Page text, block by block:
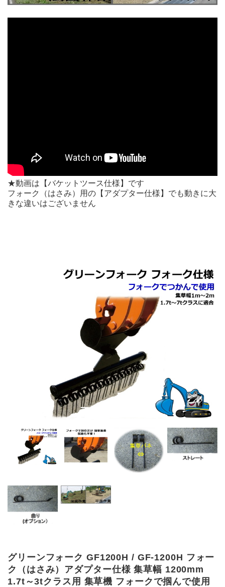
★動画は【バケットツース仕様】です
フォーク（はさみ）用の【アダプター仕様】でも動きに大
きな違いはございません
グリーンフォーク GF1200H / GF-1200H フォー
ク（はさみ）アダプター仕様 集草幅 1200mm
1.7t～3tクラス用 集草機 フォークで掴んで使用